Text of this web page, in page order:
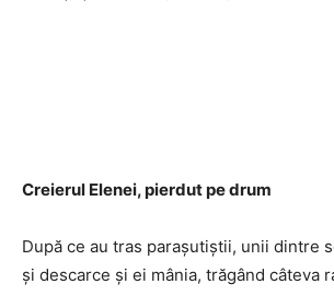
Creierul Elenei, pierdut pe drum
După ce au tras paraşutiştii, unii dintre
şi descarce şi ei mânia, trăgând câteva